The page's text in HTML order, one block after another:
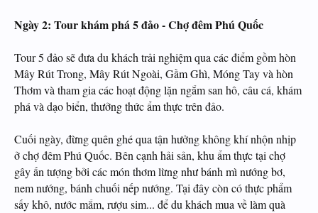
Ngày 2: Tour khám phá 5 đảo - Chợ đêm Phú Quốc
Tour 5 đảo sẽ đưa du khách trải nghiệm qua các điểm gồm hòn
Mây Rút Trong, Mây Rút Ngoài, Gầm Ghì, Móng Tay và hòn
Thơm và tham gia các hoạt động lặn ngắm san hô, câu cá, khám
phá và dạo biển, thưởng thức ẩm thực trên đảo.
Cuối ngày, đừng quên ghé qua tận hưởng không khí nhộn nhịp
ở chợ đêm Phú Quốc. Bên cạnh hải sản, khu ẩm thực tại chợ
gây ấn tượng bởi các món thơm lừng như bánh mì nướng bơ,
nem nướng, bánh chuối nếp nướng. Tại đây còn có thực phẩm
sấy khô, nước mắm, rượu sim... để du khách mua về làm quà